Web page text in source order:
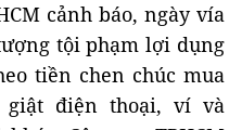
cảnh báo, ngày vía
tội phạm lợi dụng
tiền chen chúc mua
giật điện thoại, ví và